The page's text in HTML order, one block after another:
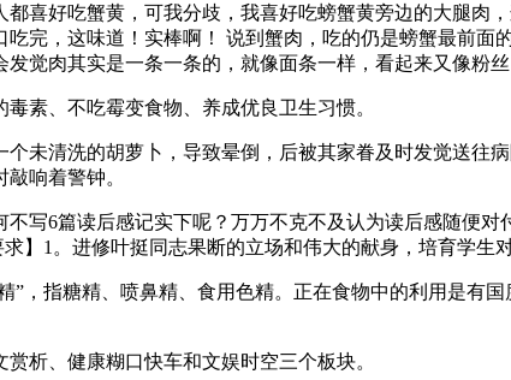
好吃蟹黄，可我分歧，我喜好吃螃蟹黄旁边的大腿肉，
完，这味道！实棒啊！ 说到蟹肉，吃的仍是螃蟹最前面
觉肉其实是一条一条的，就像面条一样，看起来又像粉丝
、不吃霉变食物、养成优良卫生习惯。
清洗的胡萝卜，导致晕倒，后被其家眷及时发觉送往
响着警钟。
6篇读后感记实下呢？万万不克不及认为读后感随便对
】1。进修叶挺同志果断的立场和伟大的献身，培育学生
指糖精、喷鼻精、食用色精。正在食物中的利用是有
、健康糊口快车和文娱时空三个板块。